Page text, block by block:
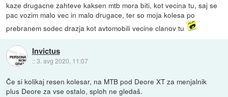
kaze drugacne zahteve kaksen mtb mora biti, kot vecina tu, saj se
pac vozim malo vec in malo drugace, ter so moja kolesa po
prebranem sodec drazja kot avtomobili vecine clanov tu
Invictus
::3. avg 2020, 11:07
Če si kolikaj resen kolesar, na MTB pod Deore XT za menjalnik
plus Deore za vse ostalo, sploh ne gledaš.